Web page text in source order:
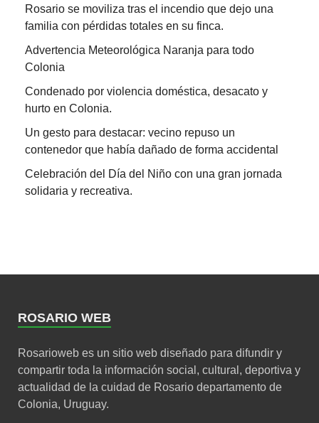
Rosario se moviliza tras el incendio que dejo una
familia con pérdidas totales en su finca.
Advertencia Meteorológica Naranja para todo
Colonia
Condenado por violencia doméstica, desacato y
hurto en Colonia.
Un gesto para destacar: vecino repuso un
contenedor que había dañado de forma accidental
Celebración del Día del Niño con una gran jornada
solidaria y recreativa.
ROSARIO WEB
Rosarioweb es un sitio web diseñado para difundir y
compartir toda la información social, cultural, deportiva y
actualidad de la cuidad de Rosario departamento de
Colonia, Uruguay.